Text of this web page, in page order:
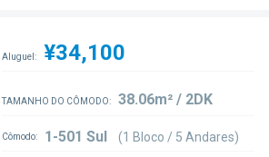
Aluguel: ¥34,100
TAMANHO DO CÔMODO: 38.06m² / 2DK
Cômodo: 1-501 Sul (1 Bloco / 5 Andares)